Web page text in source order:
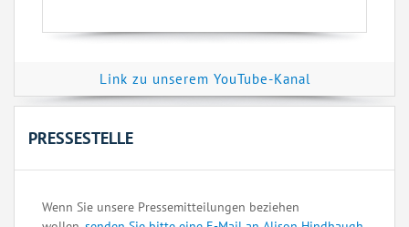
Link zu unserem YouTube-Kanal
PRESSESTELLE
Wenn Sie unsere Pressemitteilungen beziehen